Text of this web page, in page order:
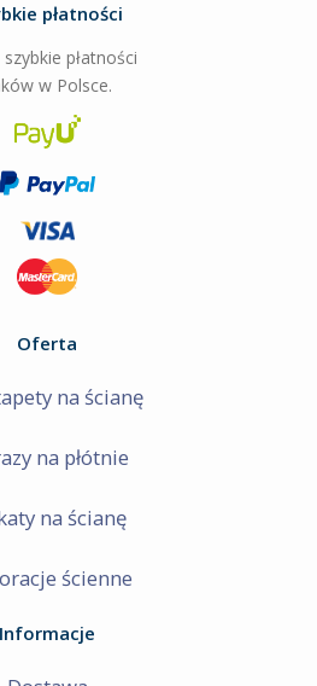
płatności
płatności
w Polsce.
Oferta
na ścianę
na płótnie
na ścianę
ścienne
Informacje